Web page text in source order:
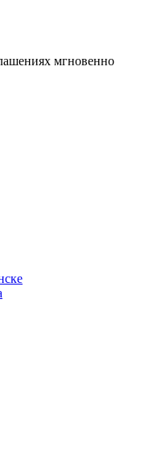
мгновенно